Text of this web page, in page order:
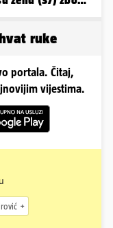
ruke
portala. Čitaj,
vijestima.